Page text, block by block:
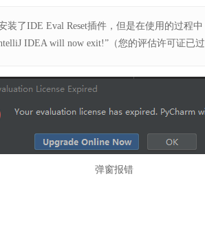
装了IDE Eval Reset插件，但是在使用的过程
IDEA will now exit!”（您的评估许可证已
弹窗报错